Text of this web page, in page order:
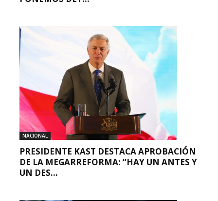
NACIONAL
PRESIDENTE KAST DESTACA APROBACIÓN
DE LA MEGARREFORMA: “HAY UN ANTES Y
UN DES...